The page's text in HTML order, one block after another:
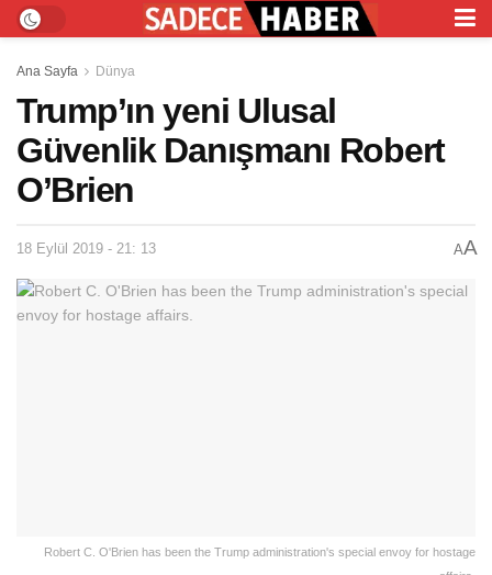
Ana Sayfa Dünya
Trump’ın yeni Ulusal
Güvenlik Danışmanı Robert
O’Brien
18 Eylül 2019 - 21: 13 AA
Robert C. O'Brien has been the Trump administration's special envoy for hostage